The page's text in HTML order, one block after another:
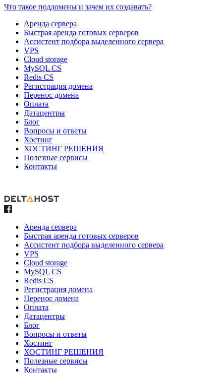
Что такое поддомены и зачем их создавать?
Аренда сервера
Быстрая аренда готовых серверов
Ассистент подбора выделенного сервера
VPS
Cloud storage
MySQL CS
Redis CS
Регистрация домена
Перенос домена
Оплата
Датацентры
Блог
Вопросы и ответы
Хостинг
ХОСТИНГ РЕШЕНИЯ
Полезные сервисы
Контакты
Аренда сервера
Быстрая аренда готовых серверов
Ассистент подбора выделенного сервера
VPS
Cloud storage
MySQL CS
Redis CS
Регистрация домена
Перенос домена
Оплата
Датацентры
Блог
Вопросы и ответы
Хостинг
ХОСТИНГ РЕШЕНИЯ
Полезные сервисы
Контакты